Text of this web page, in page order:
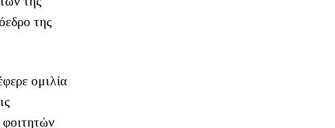
της
ομιλία
φοιτητών